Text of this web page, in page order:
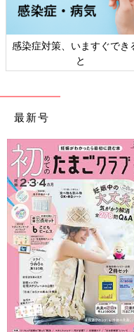
感染症対策、いますぐでき
と
最新号